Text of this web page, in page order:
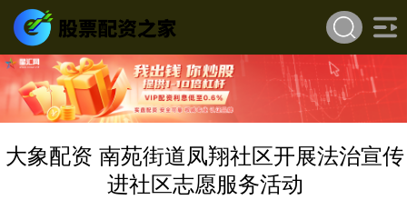
大象配资 南苑街道凤翔社区开展法治宣传
进社区志愿服务活动